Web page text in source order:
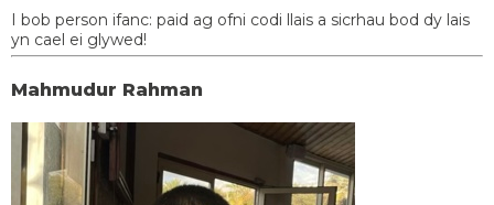
I bob person ifanc: paid ag ofni codi llais a sicrhau bod dy lais
yn cael ei glywed!
Mahmudur Rahman